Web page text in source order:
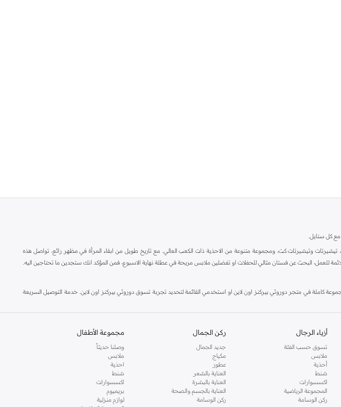
مع كل ستايل.
وتيشيرتات كت، ومجموعة متنوعة من الاحذية ذات الكعب العالي. مع تاريخ طويل من ابقاء المرأة في مظهر رائع، تواصل هذه
للعمل، البحث عن فستان مثالي للحفلات او تفضلين ملابس مريحة في عطلة نهاية الاسبوع، فمن المؤكد انك ستجدين ما تحتاجين اليه.
في متجر دوروثي بيركنز اون لاين او استخدمي القائمة لتحديد تجربة تسوق دوروثي بيركنز اون لاين. خدمة التوصيل السريعة
أزياء الرجال
تسوق حسب الفئة
ملابس
أحذية
شنط
اكسسوارات
المجموعة الرياضية
ركن الوسامة
ركن الجمال
جديد الجمال
مكياج
عطور
العناية بالشعر
العناية بالبشرة
العناية بالجسم والصحة
ركن الوسامة
مجموعة الأطفال
وصلنا حديثاً
ملابس
احذية
شنط
اكسسوارات
بريميوم
لوازم منزلية